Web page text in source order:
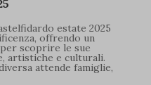
estate 2025
offrendo un
scoprire le sue
artistiche e culturali.
attende famiglie,